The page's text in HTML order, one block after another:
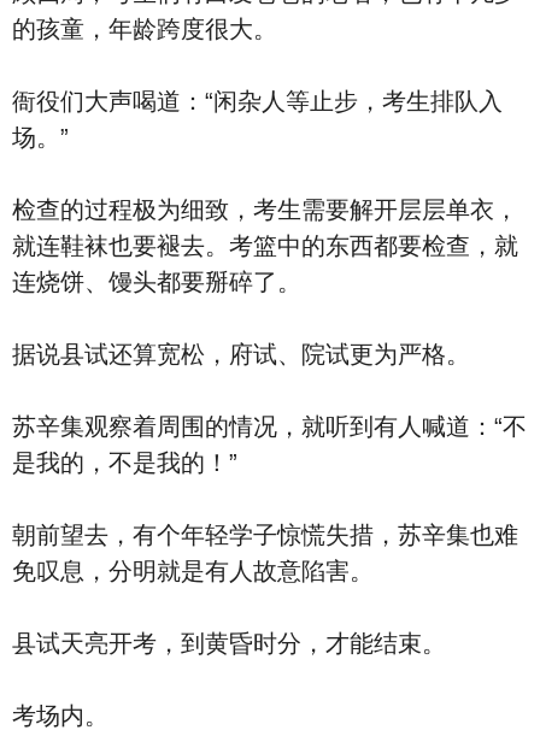
的孩童，年龄跨度很大。
衙役们大声喝道：“闲杂人等止步，考生排队入
场。”
检查的过程极为细致，考生需要解开层层单衣，
就连鞋袜也要褪去。考篮中的东西都要检查，就
连烧饼、馒头都要掰碎了。
据说县试还算宽松，府试、院试更为严格。
苏辛集观察着周围的情况，就听到有人喊道：“不
是我的，不是我的！”
朝前望去，有个年轻学子惊慌失措，苏辛集也难
免叹息，分明就是有人故意陷害。
县试天亮开考，到黄昏时分，才能结束。
考场内。